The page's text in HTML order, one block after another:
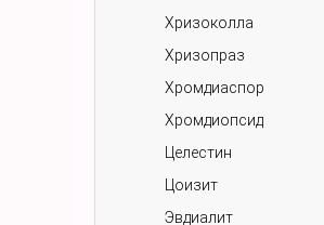
Хризоколла
Хризопраз
Хромдиаспор
Хромдиопсид
Целестин
Цоизит
Эвдиалит